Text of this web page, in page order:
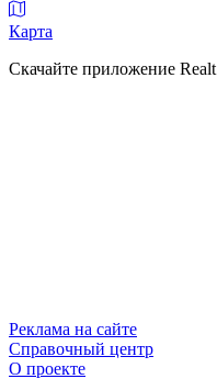
Карта
Скачайте приложение Realt
Реклама на сайте
Справочный центр
О проекте